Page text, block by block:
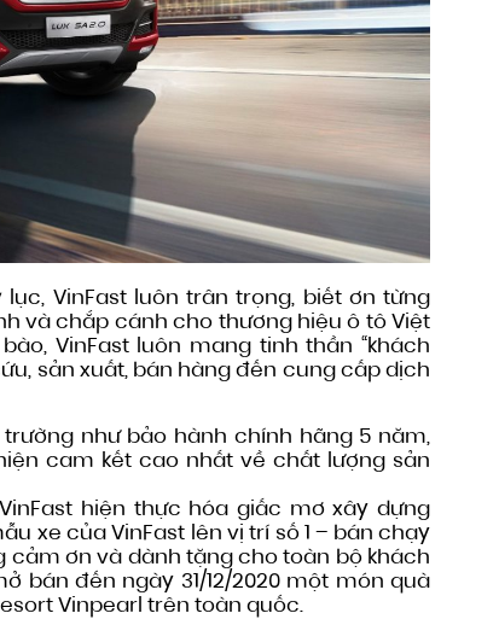
VinFast luôn trân trọng, biết ơn từng
và chắp cánh cho thương hiệu ô tô Việt
VinFast luôn mang tinh thần “khách
sản xuất, bán hàng đến cung cấp dịch
như bảo hành chính hãng 5 năm,
cam kết cao nhất về chất lượng sản
hiện thực hóa giấc mơ xây dựng
xe của VinFast lên vị trí số 1 – bán chạy
cảm ơn và dành tặng cho toàn bộ khách
bán đến ngày 31/12/2020 một món quà
Vinpearl trên toàn quốc.